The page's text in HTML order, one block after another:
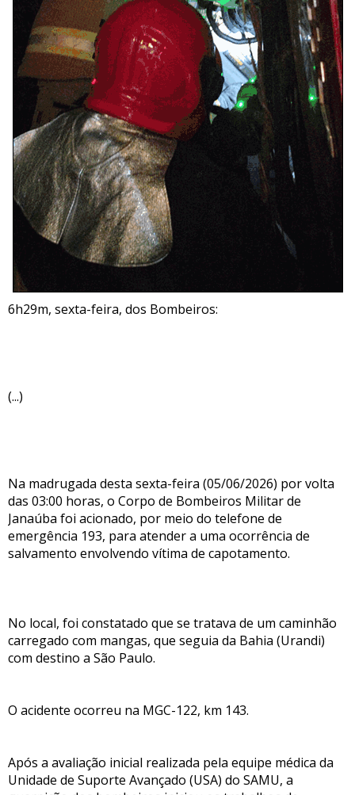
6h29m, sexta-feira, dos Bombeiros:
(...)
Na madrugada desta sexta-feira (05/06/2026) por volta
das 03:00 horas, o Corpo de Bombeiros Militar de
Janaúba foi acionado, por meio do telefone de
emergência 193, para atender a uma ocorrência de
salvamento envolvendo vítima de capotamento.
No local, foi constatado que se tratava de um caminhão
carregado com mangas, que seguia da Bahia (Urandi)
com destino a São Paulo.
O acidente ocorreu na MGC-122, km 143.
Após a avaliação inicial realizada pela equipe médica da
Unidade de Suporte Avançado (USA) do SAMU, a